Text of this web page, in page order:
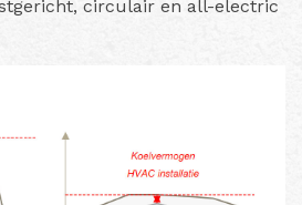
circulair en all-electric